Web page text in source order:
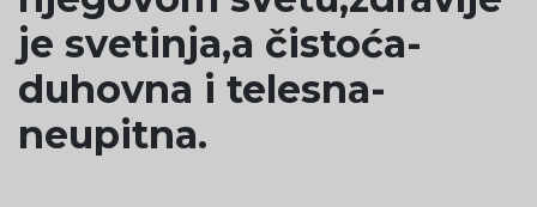
je svetinja,a čistoća-
duhovna i telesna-
neupitna.